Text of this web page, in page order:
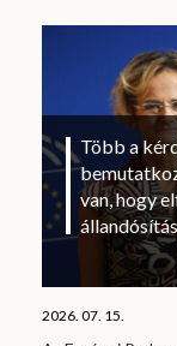
Több a
van, hogy
2026. 07. 15.